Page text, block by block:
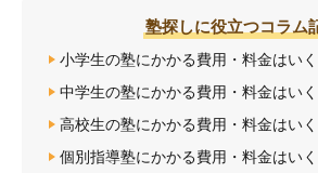
塾探しに役立つコラム
小学生の塾にかかる費用・料金はい
中学生の塾にかかる費用・料金はい
高校生の塾にかかる費用・料金はい
個別指導塾にかかる費用・料金はい